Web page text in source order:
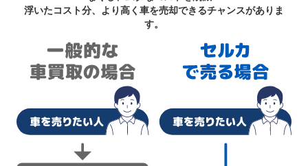
浮いたコスト分、より高く車を売却できるチャンスがありま
す。